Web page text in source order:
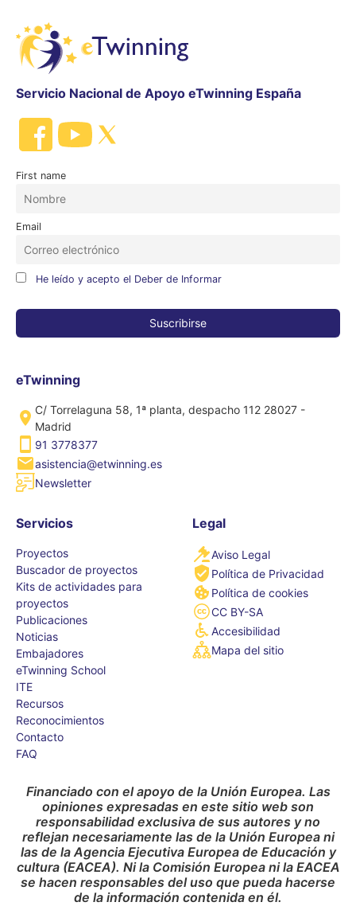
Servicio Nacional de Apoyo eTwinning España
First name
Email
He leído y acepto el Deber de Informar
eTwinning
C/ Torrelaguna 58, 1ª planta, despacho 112 28027 -
Madrid
91 3778377
asistencia@etwinning.es
Newsletter
Servicios
Proyectos
Buscador de proyectos
Kits de actividades para
proyectos
Publicaciones
Noticias
Embajadores
eTwinning School
ITE
Recursos
Reconocimientos
Contacto
FAQ
Legal
Aviso Legal
Política de Privacidad
Política de cookies
CC BY-SA
Accesibilidad
Mapa del sitio
Financiado con el apoyo de la Unión Europea. Las
opiniones expresadas en este sitio web son
responsabilidad exclusiva de sus autores y no
reflejan necesariamente las de la Unión Europea ni
las de la Agencia Ejecutiva Europea de Educación y
cultura (EACEA). Ni la Comisión Europea ni la EACEA
se hacen responsables del uso que pueda hacerse
de la información contenida en él.